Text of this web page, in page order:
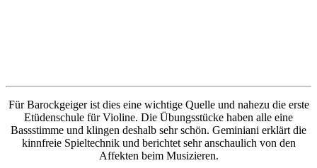
Für Barockgeiger ist dies eine wichtige Quelle und nahezu die erste
Etüdenschule für Violine. Die Übungsstücke haben alle eine
Bassstimme und klingen deshalb sehr schön. Geminiani erklärt die
kinnfreie Spieltechnik und berichtet sehr anschaulich von den
Affekten beim Musizieren.